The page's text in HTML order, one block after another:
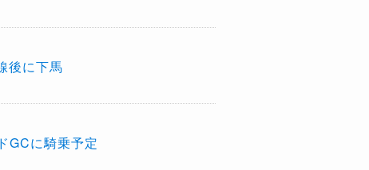
後に下馬
GCに騎乗予定